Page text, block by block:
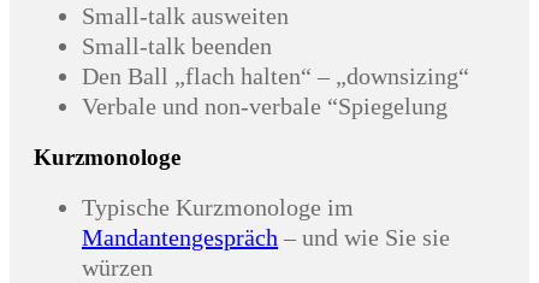
Small-talk ausweiten
Small-talk beenden
Den Ball „flach halten“ – „downsizing“
Verbale und non-verbale “Spiegelung
Kurzmonologe
Typische Kurzmonologe im
Mandantengespräch – und wie Sie sie
würzen